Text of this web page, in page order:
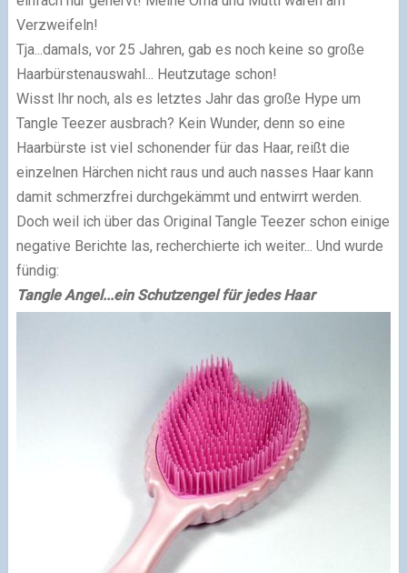
Verzweifeln!
Tja...damals, vor 25 Jahren, gab es noch keine so große
Haarbürstenauswahl... Heutzutage schon!
Wisst Ihr noch, als es letztes Jahr das große Hype um
Tangle Teezer ausbrach? Kein Wunder, denn so eine
Haarbürste ist viel schonender für das Haar, reißt die
einzelnen Härchen nicht raus und auch nasses Haar kann
damit schmerzfrei durchgekämmt und entwirrt werden.
Doch weil ich über das Original Tangle Teezer schon einige
negative Berichte las, recherchierte ich weiter... Und wurde
fündig:
Tangle Angel...ein Schutzengel für jedes Haar